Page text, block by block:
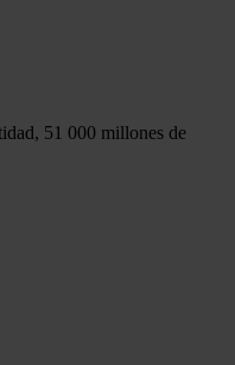
51 000 millones de